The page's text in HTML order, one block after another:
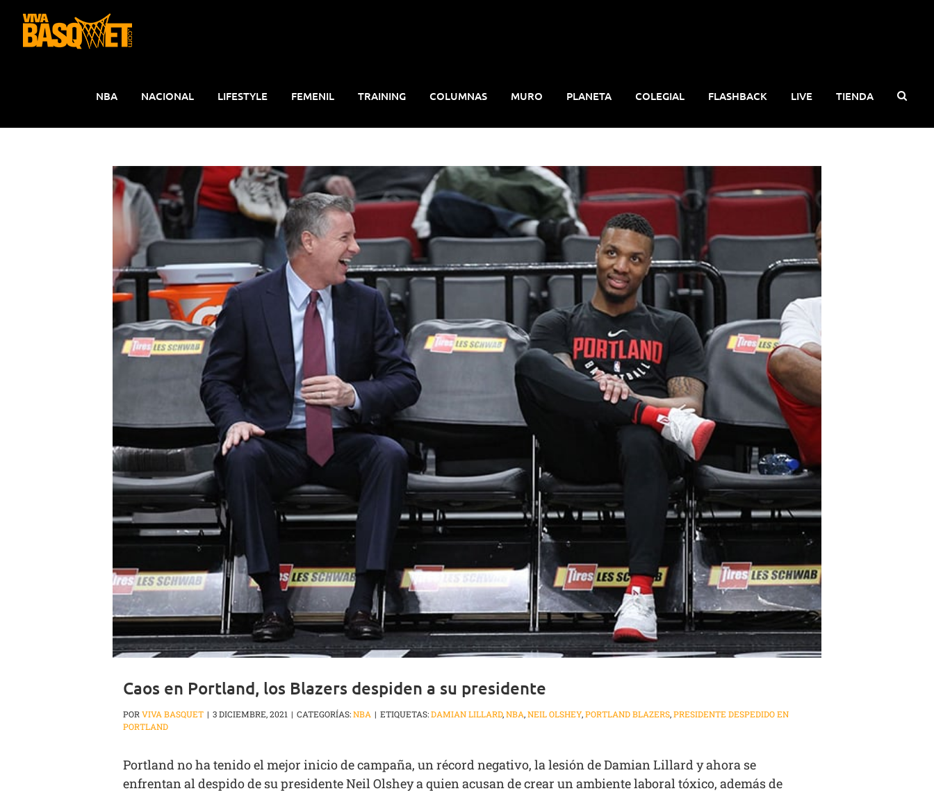
contenido
NBA NACIONAL LIFESTYLE FEMENIL TRAINING COLUMNAS MURO PLANETA COLEGIAL FLASHBACK LIVE TIENDA
Caos en Portland, los Blazers despiden a su presidente
PORVIVA BASQUET | 3 DICIEMBRE, 2021 | CATEGORÍAS:NBA | ETIQUETAS:DAMIAN LILLARD,NBA,NEIL OLSHEY,PORTLAND BLAZERS,PRESIDENTE DESPEDIDO EN
PORTLAND
Portland no ha tenido el mejor inicio de campaña, un récord negativo, la lesión de Damian Lillard y ahora se
enfrentan al despido de su presidente Neil Olshey a quien acusan de crear un ambiente laboral tóxico, además de